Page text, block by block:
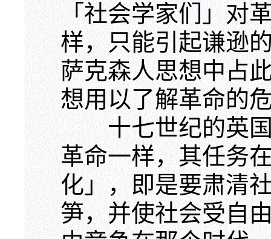
「社会学家们」对
样，只能引起谦逊
萨克森人思想中占
想用以了解革命的
十七世纪的英国
革命一样，其任务
化」，即是要肃清
笋，并使社会受自